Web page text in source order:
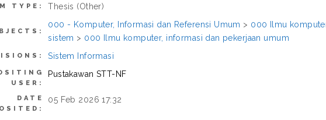
TYPE: Thesis (Other)
000 - Komputer, Informasi dan Referensi Umum > 000 Ilmu
sistem > 000 Ilmu komputer, informasi dan pekerjaan umum
Sistem Informasi
USER:
Pustakawan STT-NF
DATE
05 Feb 2026 17:32